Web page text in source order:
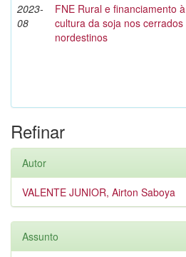
2023-
08
FNE Rural e financiamento à
cultura da soja nos cerrados
nordestinos
Refinar
Autor
VALENTE JUNIOR, Airton Saboya
Assunto